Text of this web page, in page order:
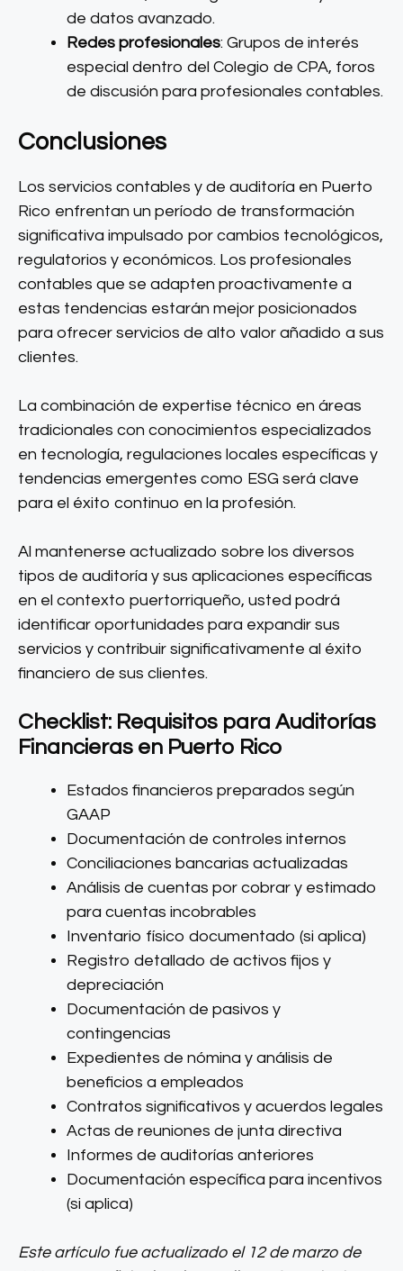
de datos avanzado.
Redes profesionales: Grupos de interés
especial dentro del Colegio de CPA, foros
de discusión para profesionales contables.
Conclusiones
Los servicios contables y de auditoría en Puerto
Rico enfrentan un período de transformación
significativa impulsado por cambios tecnológicos,
regulatorios y económicos. Los profesionales
contables que se adapten proactivamente a
estas tendencias estarán mejor posicionados
para ofrecer servicios de alto valor añadido a sus
clientes.
La combinación de expertise técnico en áreas
tradicionales con conocimientos especializados
en tecnología, regulaciones locales específicas y
tendencias emergentes como ESG será clave
para el éxito continuo en la profesión.
Al mantenerse actualizado sobre los diversos
tipos de auditoría y sus aplicaciones específicas
en el contexto puertorriqueño, usted podrá
identificar oportunidades para expandir sus
servicios y contribuir significativamente al éxito
financiero de sus clientes.
Checklist: Requisitos para Auditorías
Financieras en Puerto Rico
Estados financieros preparados según
GAAP
Documentación de controles internos
Conciliaciones bancarias actualizadas
Análisis de cuentas por cobrar y estimado
para cuentas incobrables
Inventario físico documentado (si aplica)
Registro detallado de activos fijos y
depreciación
Documentación de pasivos y
contingencias
Expedientes de nómina y análisis de
beneficios a empleados
Contratos significativos y acuerdos legales
Actas de reuniones de junta directiva
Informes de auditorías anteriores
Documentación específica para incentivos
(si aplica)
Este artículo fue actualizado el 12 de marzo de